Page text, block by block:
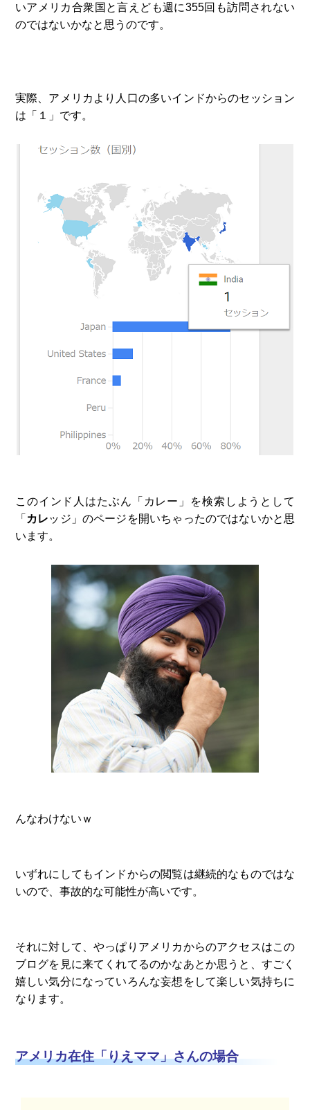
いアメリカ合衆国と言えども週に355回も訪問されない
のではないかなと思うのです。
実際、アメリカより人口の多いインドからのセッション
は「１」です。
このインド人はたぶん「カレー」を検索しようとして
「 カレッジ」のページを開いちゃったのではないかと思
います。
んなわけないｗ
いずれにしてもインドからの閲覧は継続的なものではな
いので、事故的な可能性が高いです。
それに対して、やっぱりアメリカからのアクセスはこの
ブログを見に来てくれてるのかなあとか思うと、すごく
嬉しい気分になっていろんな妄想をして楽しい気持ちに
なります。
アメリカ在住「りえママ」さんの場合